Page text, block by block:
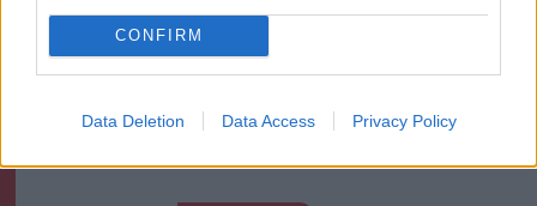
CONFIRM
Data Deletion Data Access Privacy Policy
szóljon hozzá!